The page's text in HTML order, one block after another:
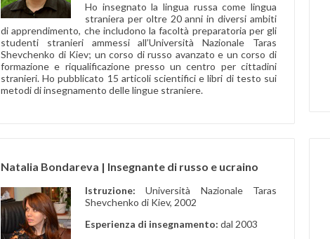
Ho insegnato la lingua russa come lingua
straniera per oltre 20 anni in diversi ambiti
di apprendimento, che includono la facoltà preparatoria per gli
studenti stranieri ammessi all’Università Nazionale Taras
Shevchenko di Kiev; un corso di russo avanzato e un corso di
formazione e riqualificazione presso un centro per cittadini
stranieri. Ho pubblicato 15 articoli scientifici e libri di testo sui
metodi di insegnamento delle lingue straniere.
Natalia Bondareva | Insegnante di russo e ucraino
Istruzione:Università Nazionale Taras
Shevchenko di Kiev, 2002
Esperienza di insegnamento: dal 2003